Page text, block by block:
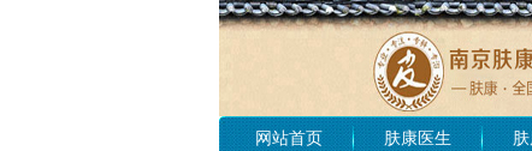
网站首页 肤康医生